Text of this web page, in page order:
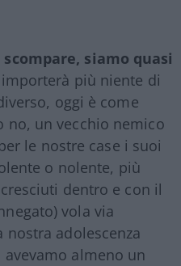
siamo quasi
più niente di
oggi è come
no, un vecchio nemico
le nostre case i suoi
o nolente, più
dentro e con il
vola via
nostra adolescenza
almeno un